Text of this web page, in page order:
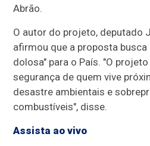
Abrão.
O autor do projeto, deputado
afirmou que a proposta
dolosa" para o País. "O
segurança de quem vive
desastre ambientais e
combustíveis", disse.
Assista ao vivo